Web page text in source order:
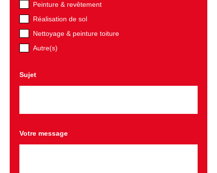
Peinture & revêtement
Réalisation de sol
Nettoyage & peinture toiture
Autre(s)
Sujet
Votre message